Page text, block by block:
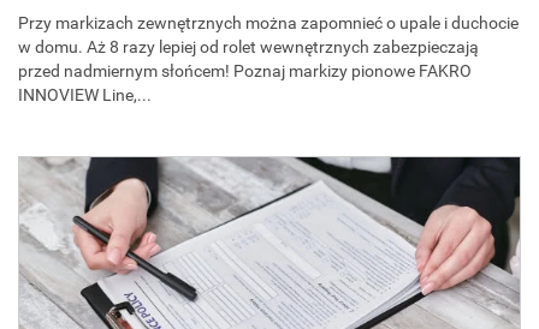
Przy markizach zewnętrznych można zapomnieć o upale i duchocie
w domu. Aż 8 razy lepiej od rolet wewnętrznych zabezpieczają
przed nadmiernym słońcem! Poznaj markizy pionowe FAKRO
INNOVIEW Line,...